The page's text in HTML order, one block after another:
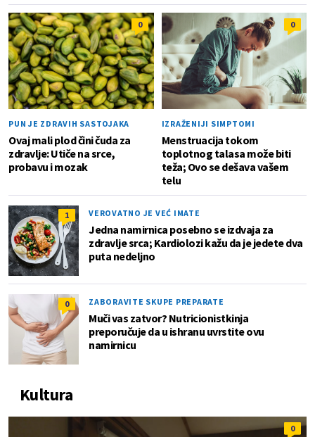
0
PUN JE ZDRAVIH SASTOJAKA
Ovaj mali plod čini čuda za
zdravlje: Utiče na srce,
probavu i mozak
0
IZRAŽENIJI SIMPTOMI
Menstruacija tokom
toplotnog talasa može biti
teža; Ovo se dešava vašem
telu
1 VEROVATNO JE VEĆ IMATE
Jedna namirnica posebno se izdvaja za
zdravlje srca; Kardiolozi kažu da je jedete dva
puta nedeljno
0 ZABORAVITE SKUPE PREPARATE
Muči vas zatvor? Nutricionistkinja
preporučuje da u ishranu uvrstite ovu
namirnicu
Kultura
0